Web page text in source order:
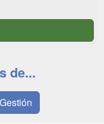
de...